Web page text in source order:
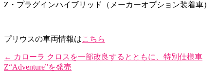
Z・プラグインハイブリッド（メーカーオプション装着車）
プリウスの車両情報はこちら
← カローラ クロスを一部改良するとともに、特別仕様車
Z“Adventure”を発売